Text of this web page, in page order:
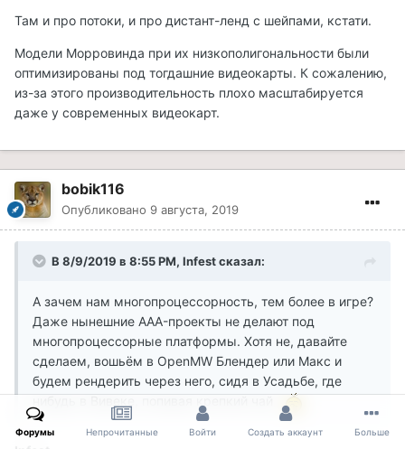
Там и про потоки, и про дистант-ленд с шейпами, кстати.
Модели Морровинда при их низкополигональности были
оптимизированы под тогдашние видеокарты. К сожалению,
из-за этого производительность плохо масштабируется
даже у современных видеокарт.
bobik116
Опубликовано 9 августа, 2019
В 8/9/2019 в 8:55 PM, Infest сказал:
А зачем нам многопроцессорность, тем более в игре?
Даже нынешние AAA-проекты не делают под
многопроцессорные платформы. Хотя не, давайте
сделаем, вошьём в OpenMW Блендер или Макс и
будем рендерить через него, сидя в Усадьбе, где
Форумы Непрочитанные Войти Создать аккаунт Больше